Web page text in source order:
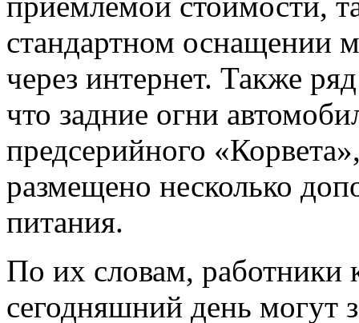
стандартном оснащении
через интернет. Также
что задние огни
предсерийного
размещено несколько
питания.
По их словам, работники
сегодняшний день могут